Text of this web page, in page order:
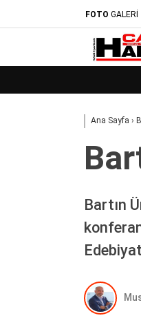
FOTO GALERİ
Ana Sayfa ›
Bartın